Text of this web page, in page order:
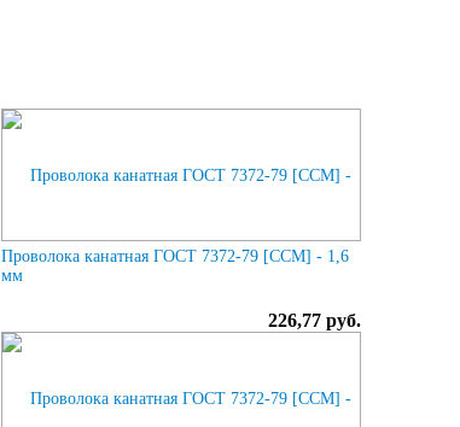
Проволока канатная ГОСТ 7372-79 [ССМ] - 1,6
мм
226,77 руб.